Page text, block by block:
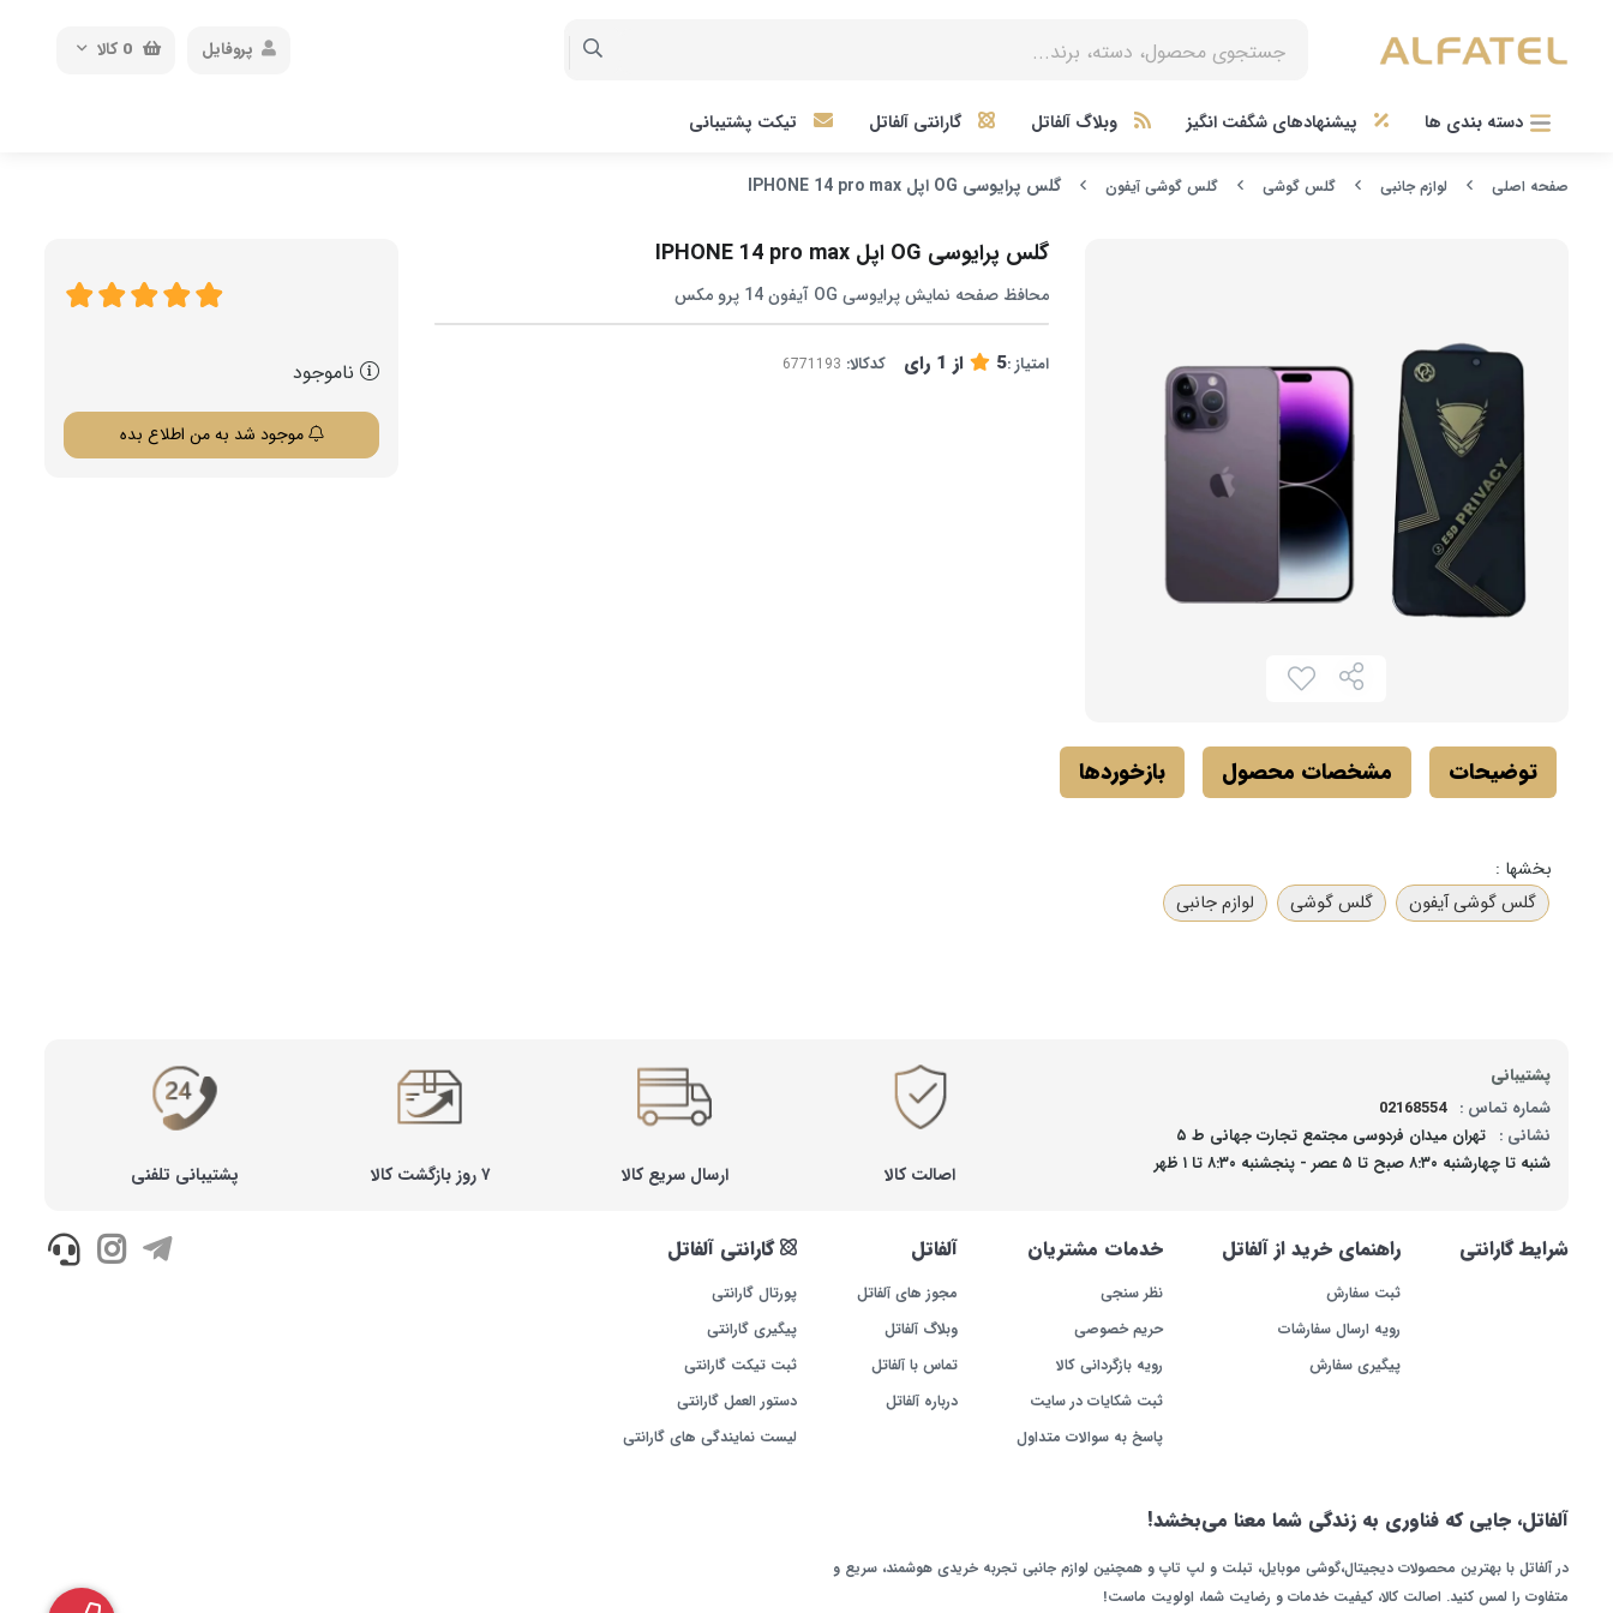
0 کالا پروفایل
دسته بندی ها پیشنهادهای شگفت انگیز وبلاگ آلفاتل گارانتی آلفاتل تیکت پشتیبانی
صفحه اصلی لوازم جانبی گلس گوشی گلس گوشی آیفون گلس پرایوسی OG اپل IPHONE 14 pro max
گلس پرایوسی OG اپل IPHONE 14 pro max
محافظ صفحه نمایش پرایوسی OG آیفون 14 پرو مکس
امتیاز :5 از 1 رای کدکالا: ناموجود
موجود شد به من اطلاع بده
توضیحات مشخصات محصول بازخوردها
بخشها :
گلس گوشی آیفون
گلس گوشی لوازم جانبی
پشتیبانی
شماره تماس : 02168554
نشانی : تهران میدان فردوسی مجتمع تجارت جهانی ط ۵
شنبه تا چهارشنبه ۸:۳۰ صبح تا ۵ عصر - پنجشنبه ۸:۳۰ تا ۱ ظهر
اصالت کالا ارسال سریع کالا ۷ روز بازگشت کالا پشتیبانی تلفنی
شرایط گارانتی راهنمای خرید از آلفاتل
ثبت سفارش
رویه ارسال سفارشات
پیگیری سفارش
خدمات مشتریان
نظر سنجی
حریم خصوصی
رویه بازگردانی کالا
ثبت شکایات در سایت
پاسخ به سوالات متداول
آلفاتل
مجوز های آلفاتل
وبلاگ آلفاتل
تماس با آلفاتل
درباره آلفاتل
گارانتی آلفاتل
پورتال گارانتی
پیگیری گارانتی
ثبت تیکت گارانتی
دستور العمل گارانتی
لیست نمایندگی های گارانتی
آلفاتل، جایی که فناوری به زندگی شما معنا می‌بخشد!
در آلفاتل با بهترین محصولات دیجیتال،گوشی موبایل، تبلت و لپ تاپ و همچنین لوازم جانبی تجربه خریدی هوشمند، سریع و
متفاوت را لمس کنید. اصالت کالا، کیفیت خدمات و رضایت شما، اولویت ماست!